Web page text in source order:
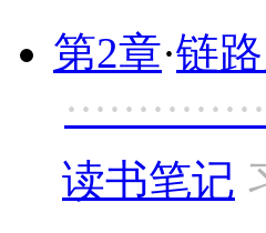
第2章·链
读书笔记